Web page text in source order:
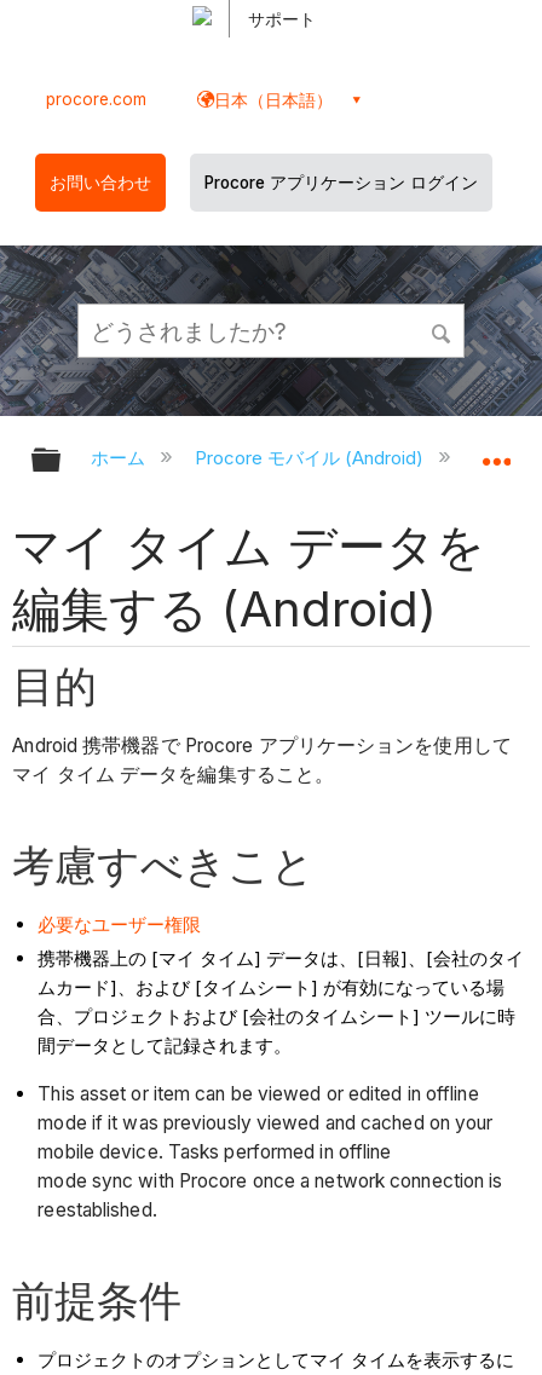
サポート
procore.com 日本（日本語）
お問い合わせ Procore アプリケーション ログイン
グローバル階層を展開/折りたたむ
ホーム Procore モバイル (Android)
マイ タイム データを
編集する (Android)
目的
Android 携帯機器で Procore アプリケーションを使用して
マイ タイム データを編集すること。
考慮すべきこと
必要なユーザー権限
携帯機器上の [マイ タイム] データは、[日報]、[会社のタイ
ムカード]、および [タイムシート] が有効になっている場
合、プロジェクトおよび [会社のタイムシート] ツールに時
間データとして記録されます。
This asset or item can be viewed or edited in offline
mode if it was previously viewed and cached on your
mobile device. Tasks performed in offline
mode sync with Procore once a network connection is
reestablished.
前提条件
プロジェクトのオプションとしてマイ タイムを表示するに